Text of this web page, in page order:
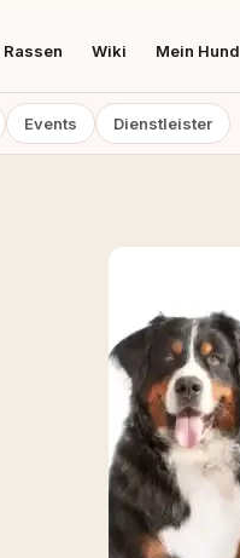
Rassen Wiki Mein Hund
Events Dienstleister